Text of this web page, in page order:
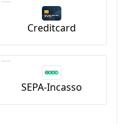
Creditcard
SEPA-Incasso